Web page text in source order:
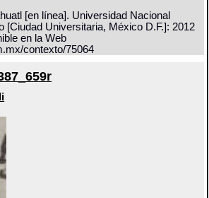
[en línea]. Universidad Nacional
[Ciudad Universitaria, México D.F.]: 2012
en la Web
contexto/75064